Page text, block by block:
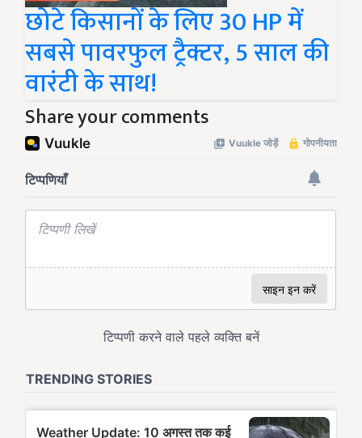
छोटे किसानों के लिए 30 HP में
सबसे पावरफुल ट्रैक्टर, 5 साल की
वारंटी के साथ!
Share your comments